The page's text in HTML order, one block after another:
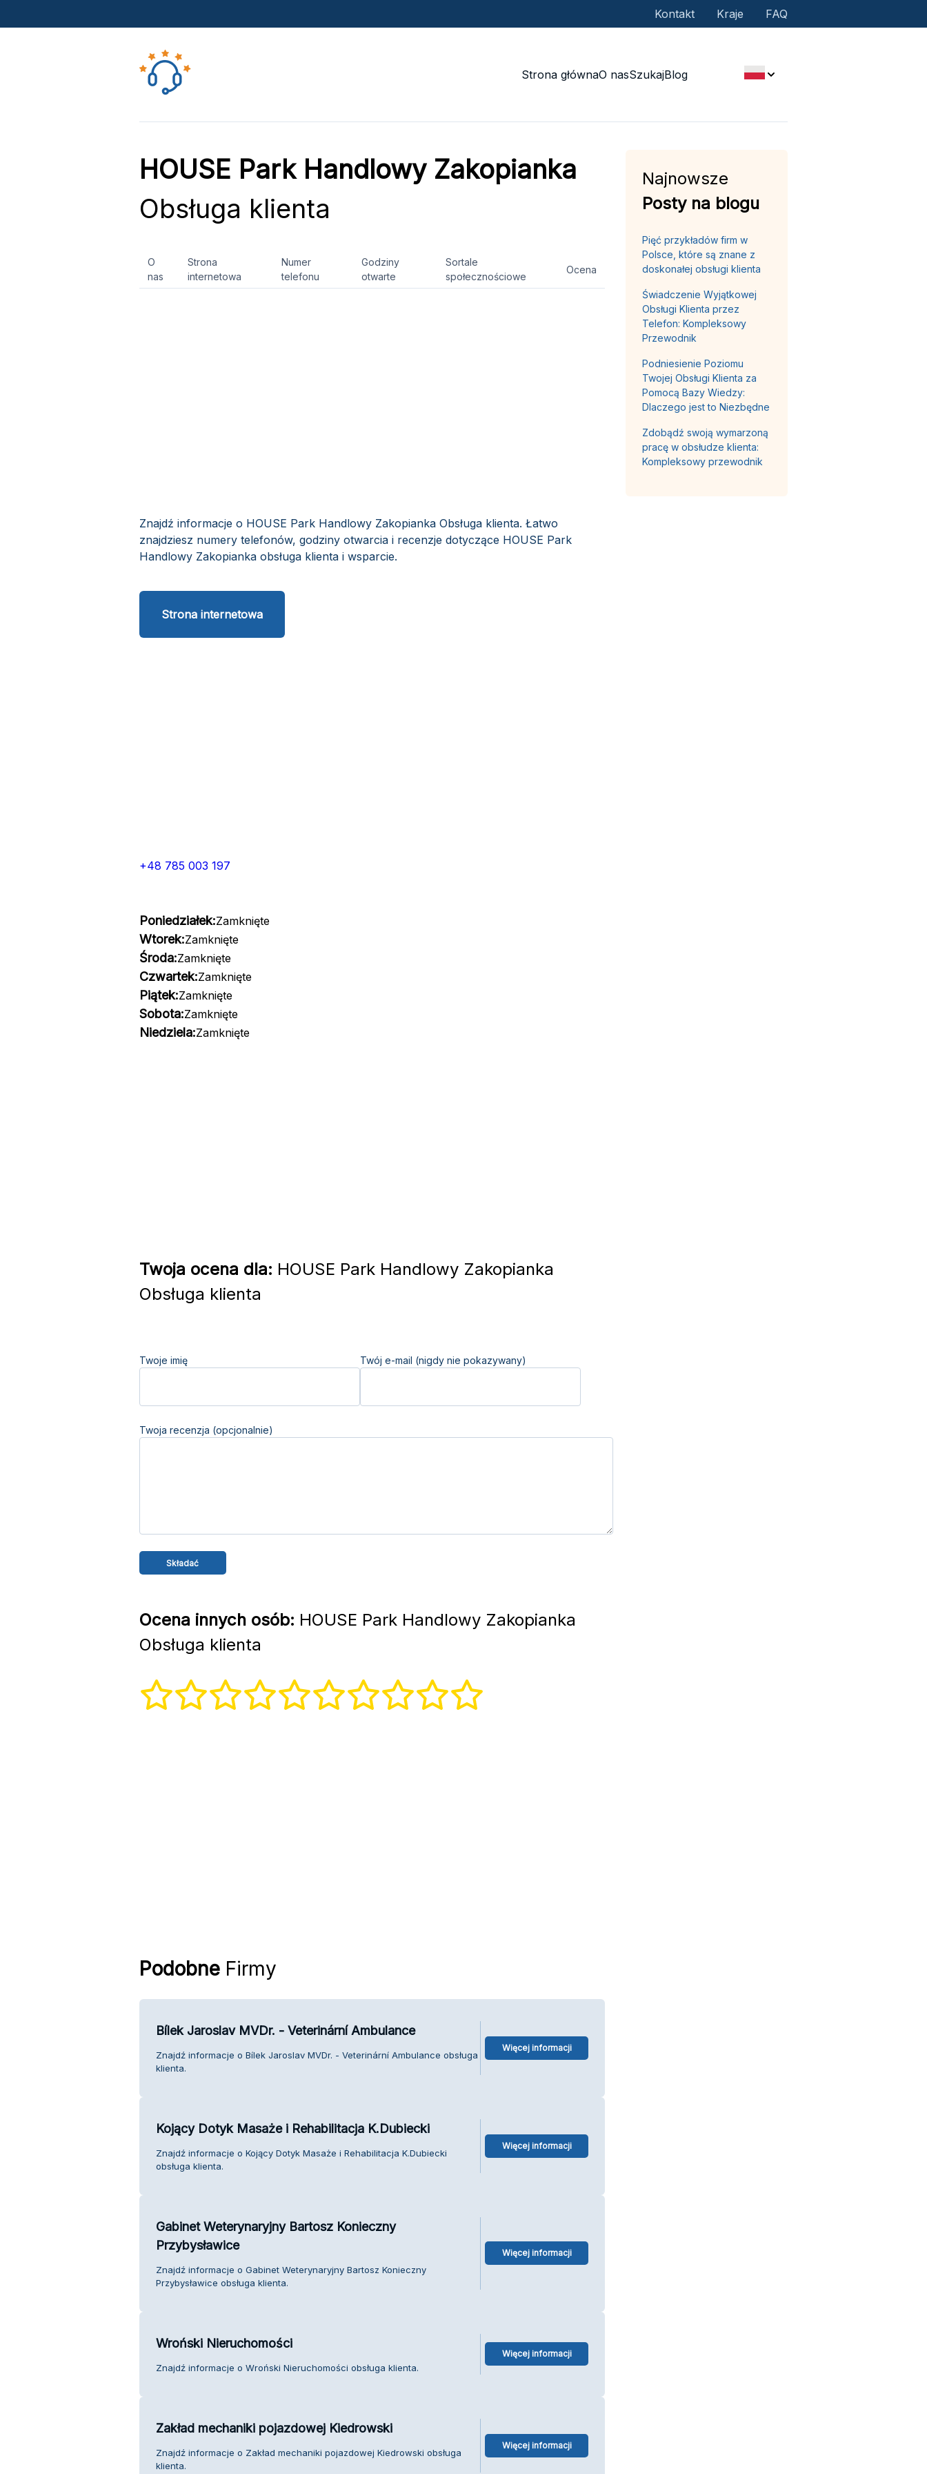
Kontakt Kraje FAQ
Strona głównaO nasSzukajBlog
HOUSE Park Handlowy Zakopianka
Obsługa klienta
O
nas
Strona
internetowa
Numer
telefonu
Godziny
otwarte
Sortale
społecznościowe
Ocena
Znajdź informacje o HOUSE Park Handlowy Zakopianka Obsługa klienta. Łatwo
znajdziesz numery telefonów, godziny otwarcia i recenzje dotyczące HOUSE Park
Handlowy Zakopianka obsługa klienta i wsparcie.
Strona internetowa
+48 785 003 197
Poniedziałek:Zamknięte
Wtorek:Zamknięte
Środa:Zamknięte
Czwartek:Zamknięte
Piątek:Zamknięte
Sobota:Zamknięte
Niedziela:Zamknięte
Twoja ocena dla: HOUSE Park Handlowy Zakopianka
Obsługa klienta
Twoje imię Twój e-mail (nigdy nie pokazywany)
Twoja recenzja (opcjonalnie)
Ocena innych osób: HOUSE Park Handlowy Zakopianka
Obsługa klienta
PodobneFirmy
Bílek Jaroslav MVDr. - Veterinární Ambulance
Znajdź informacje o Bílek Jaroslav MVDr. - Veterinární Ambulance obsługa
klienta.
Więcej informacji
Kojący Dotyk Masaże i Rehabilitacja K.Dubiecki
Znajdź informacje o Kojący Dotyk Masaże i Rehabilitacja K.Dubiecki
obsługa klienta.
Więcej informacji
Gabinet Weterynaryjny Bartosz Konieczny
Przybysławice
Znajdź informacje o Gabinet Weterynaryjny Bartosz Konieczny
Przybysławice obsługa klienta.
Więcej informacji
Wroński Nieruchomości
Znajdź informacje o Wroński Nieruchomości obsługa klienta.
Więcej informacji
Zakład mechaniki pojazdowej Kiedrowski
Znajdź informacje o Zakład mechaniki pojazdowej Kiedrowski obsługa
klienta.
Więcej informacji
Najnowsze
Posty na blogu
Pięć przykładów firm w
Polsce, które są znane z
doskonałej obsługi klienta
Świadczenie Wyjątkowej
Obsługi Klienta przez
Telefon: Kompleksowy
Przewodnik
Podniesienie Poziomu
Twojej Obsługi Klienta za
Pomocą Bazy Wiedzy:
Dlaczego jest to Niezbędne
Zdobądź swoją wymarzoną
pracę w obsłudze klienta:
Kompleksowy przewodnik